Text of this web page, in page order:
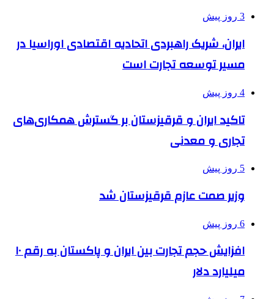
3 روز پیش
ایران، شریک راهبردی اتحادیه اقتصادی اوراسیا در
مسیر توسعه تجارت است
4 روز پیش
تاکید ایران و قرقیزستان بر گسترش همکاری‌های
تجاری و معدنی
5 روز پیش
وزیر صمت عازم قرقیزستان شد
6 روز پیش
افزایش حجم تجارت بین ایران و پاکستان به رقم ۱۰
میلیارد دلار